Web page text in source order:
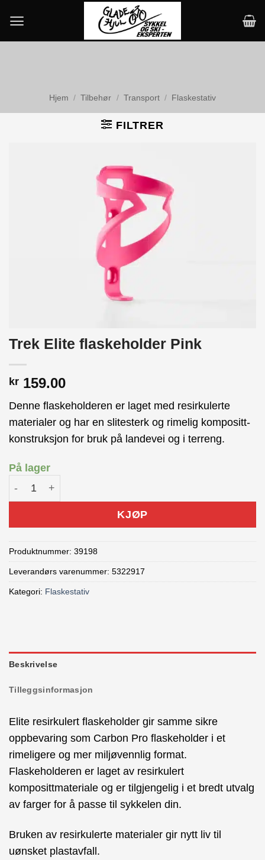
content
Hjem / Tilbehør / Transport / Flaskestativ
FILTRER
Trek Elite flaskeholder Pink
kr 159.00
Denne flaskeholderen er laget med resirkulerte
materialer og har en slitesterk og rimelig kompositt-
konstruksjon for bruk på landevei og i terreng.
På lager
KJØP
Produktnummer: 39198
Leverandørs varenummer: 5322917
Kategori: Flaskestativ
Beskrivelse
Tilleggsinformasjon
Elite resirkulert flaskeholder gir samme sikre
oppbevaring som Carbon Pro flaskeholder i et
rimeligere og mer miljøvennlig format.
Flaskeholderen er laget av resirkulert
komposittmateriale og er tilgjengelig i et bredt utvalg
av farger for å passe til sykkelen din.
Bruken av resirkulerte materialer gir nytt liv til
uønsket plastavfall.